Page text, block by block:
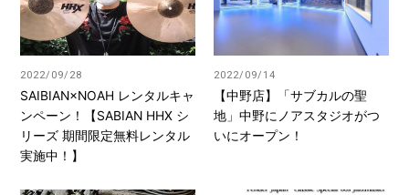
2022/09/28
SAIBIAN×NOAH レンタルキャ
ンペーン！【SABIAN HHX シ
リーズ 期間限定無料レンタル
実施中！】
2022/09/14
【中野店】「サブカルの聖
地」中野にノアスタジオがつ
いにオープン！